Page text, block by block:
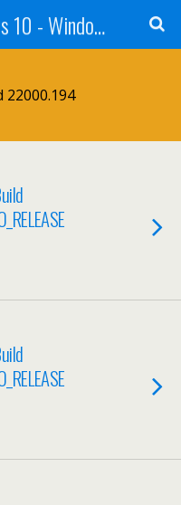
Windows 11 - Windows 10 - Windows 8 - Windows 7 - VISTA
22000.194